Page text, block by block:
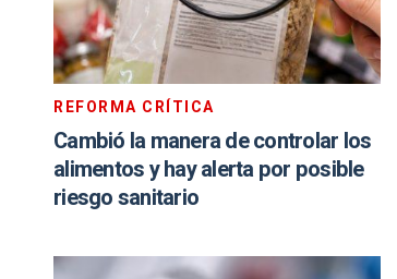
REFORMA CRÍTICA
Cambió la manera de controlar los
alimentos y hay alerta por posible
riesgo sanitario